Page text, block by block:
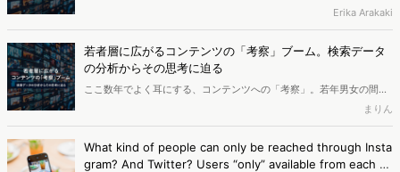
especially popular among young people. They cover a range of
subjects, and platforms for expressing insights and “analysis” in
writing is gaining popularity. Let's look at data to understand its
popularity, different from that of “spoilers” or “synopsis”!
Erika Arakaki
若者層に広がるコンテンツの「考察」ブーム。検索データ
の分析からその思考に迫る
ここ数年でよく耳にする、コンテンツへの「考察」。若年男女の間で
特に人気になっています。対象となるコンテンツは幅広く、自分の意
見を文章で表現できるメディアが「考察」の場として人気を集めてい
ます。「ネタバレ」「あらすじ」の検索者とは異なる「考察」人気の
背景を、データから探ります！
まりん
What kind of people can only be reached through Insta
gram? And Twitter? Users “only” available from each m